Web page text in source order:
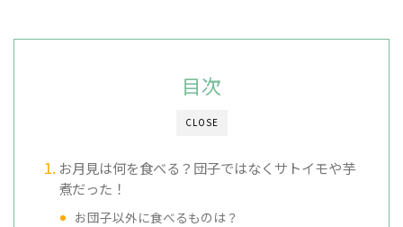
CLOSE
目次
お月見は何を食べる？団子ではなくサトイモや芋
煮だった！
お団子以外に食べるものは？